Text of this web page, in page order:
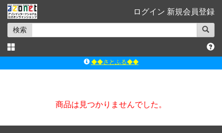
ログイン 新規会員登録
検索
◆◆さとふる◆◆
ｱｿﾞﾝｵﾝﾗｲﾝｼｮｯﾌﾟX
商品は見つかりませんでした。